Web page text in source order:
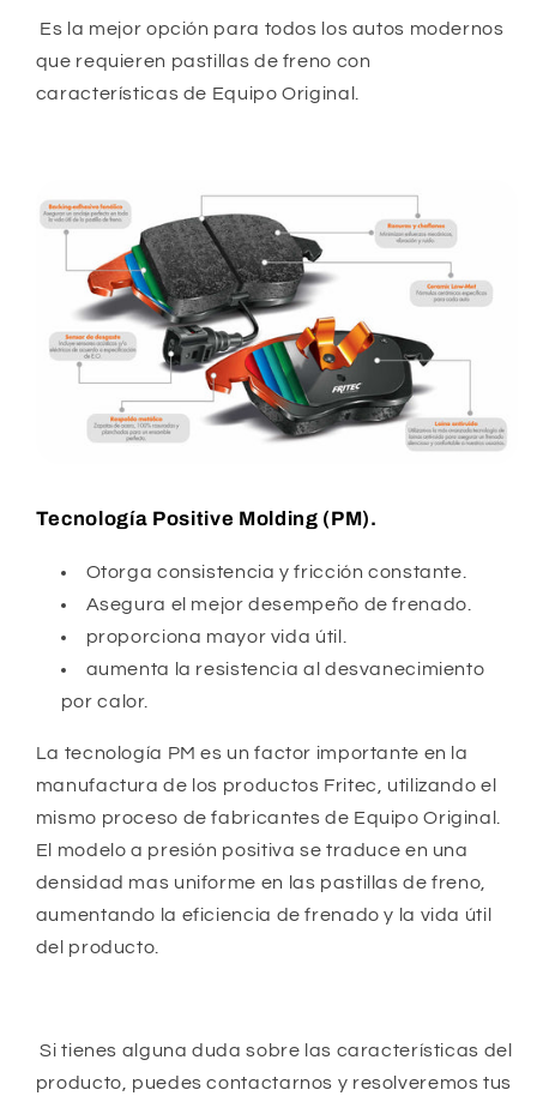
Es la mejor opción para todos los autos modernos
que requieren pastillas de freno con
características de Equipo Original.
Tecnología Positive Molding (PM).
Otorga consistencia y fricción constante.
Asegura el mejor desempeño de frenado.
proporciona mayor vida útil.
aumenta la resistencia al desvanecimiento
por calor.
La tecnología PM es un factor importante en la
manufactura de los productos Fritec, utilizando el
mismo proceso de fabricantes de Equipo Original.
El modelo a presión positiva se traduce en una
densidad mas uniforme en las pastillas de freno,
aumentando la eficiencia de frenado y la vida útil
del producto.
Si tienes alguna duda sobre las características del
producto, puedes contactarnos y resolveremos tus